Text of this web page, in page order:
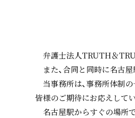
弁護士法人TRUTH＆
また、合同と同時に名古
当事務所は、事務所体制の
皆様のご期待にお応えして
名古屋駅からすぐの場所